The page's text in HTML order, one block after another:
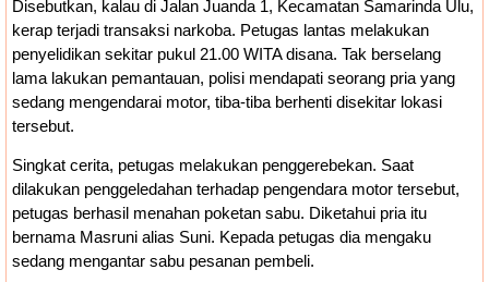
Disebutkan, kalau di Jalan Juanda 1, Kecamatan Samarinda Ulu,
kerap terjadi transaksi narkoba. Petugas lantas melakukan
penyelidikan sekitar pukul 21.00 WITA disana. Tak berselang
lama lakukan pemantauan, polisi mendapati seorang pria yang
sedang mengendarai motor, tiba-tiba berhenti disekitar lokasi
tersebut.
Singkat cerita, petugas melakukan penggerebekan. Saat
dilakukan penggeledahan terhadap pengendara motor tersebut,
petugas berhasil menahan poketan sabu. Diketahui pria itu
bernama Masruni alias Suni. Kepada petugas dia mengaku
sedang mengantar sabu pesanan pembeli.